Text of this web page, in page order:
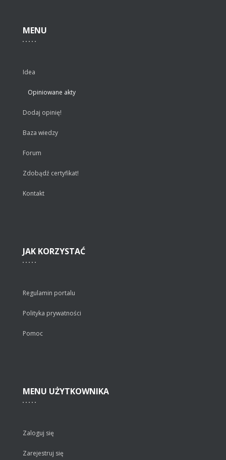
MENU
Idea
Opiniowane akty
Dodaj opinię!
Baza wiedzy
Forum
Zdobądź certyfikat!
Kontakt
JAK KORZYSTAĆ
Regulamin portalu
Polityka prywatności
Pomoc
MENU UŻYTKOWNIKA
Zaloguj się
Zarejestruj się